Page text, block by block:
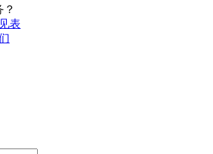
表